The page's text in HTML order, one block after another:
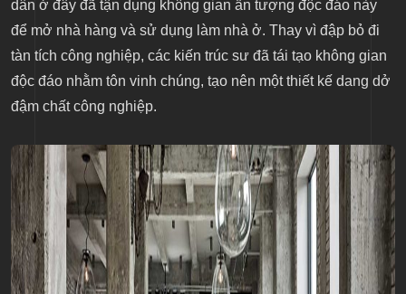
dân ở đây đã tận dụng không gian ấn tượng độc đáo này
để mở nhà hàng và sử dụng làm nhà ở. Thay vì đập bỏ đi
tàn tích công nghiệp, các kiến trúc sư đã tái tạo không gian
độc đáo nhằm tôn vinh chúng, tạo nên một thiết kế dang dở
đậm chất công nghiệp.